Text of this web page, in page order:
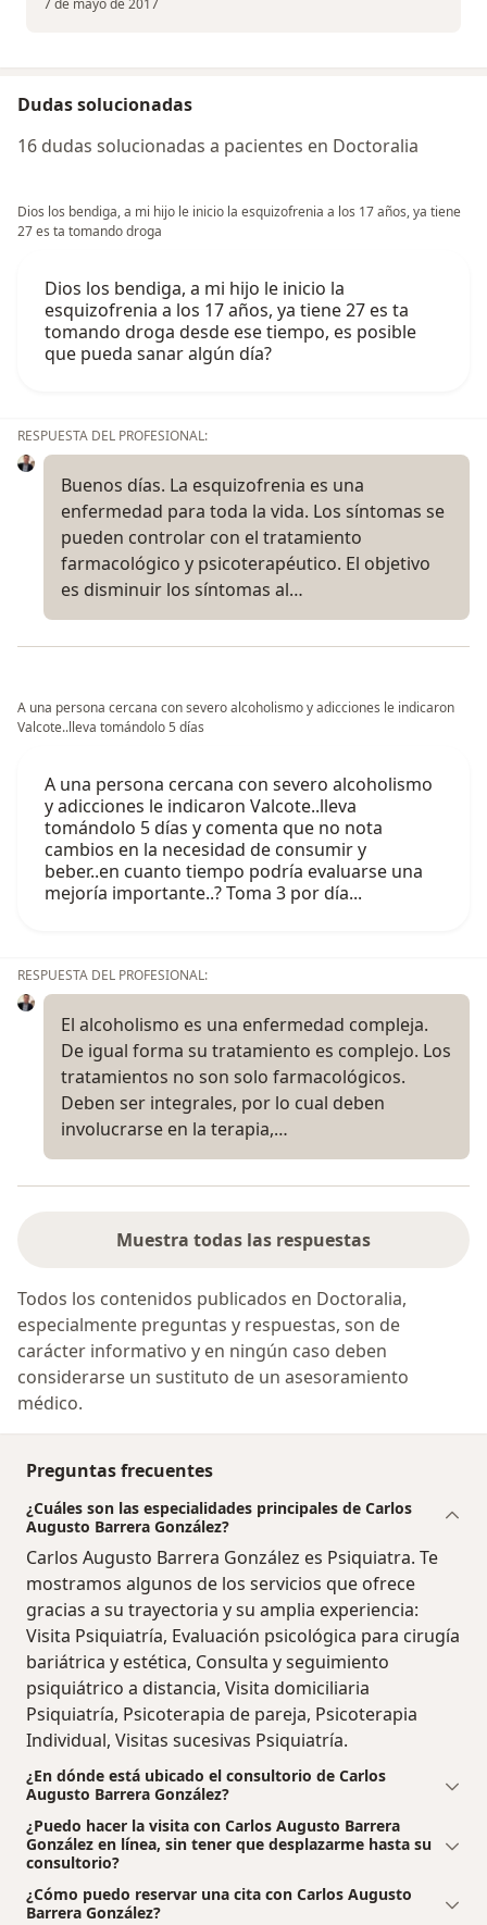
7 de mayo de 2017
Dudas solucionadas
16 dudas solucionadas a pacientes en Doctoralia
Dios los bendiga, a mi hijo le inicio la esquizofrenia a los 17 años, ya tiene
27 es ta tomando droga
Dios los bendiga, a mi hijo le inicio la
esquizofrenia a los 17 años, ya tiene 27 es ta
tomando droga desde ese tiempo, es posible
que pueda sanar algún día?
RESPUESTA DEL PROFESIONAL:
Buenos días. La esquizofrenia es una
enfermedad para toda la vida. Los síntomas se
pueden controlar con el tratamiento
farmacológico y psicoterapéutico. El objetivo
es disminuir los síntomas al…
A una persona cercana con severo alcoholismo y adicciones le indicaron
Valcote..lleva tomándolo 5 días
A una persona cercana con severo alcoholismo
y adicciones le indicaron Valcote..lleva
tomándolo 5 días y comenta que no nota
cambios en la necesidad de consumir y
beber..en cuanto tiempo podría evaluarse una
mejoría importante..? Toma 3 por día...
RESPUESTA DEL PROFESIONAL:
El alcoholismo es una enfermedad compleja.
De igual forma su tratamiento es complejo. Los
tratamientos no son solo farmacológicos.
Deben ser integrales, por lo cual deben
involucrarse en la terapia,…
Muestra todas las respuestas
Todos los contenidos publicados en Doctoralia,
especialmente preguntas y respuestas, son de
carácter informativo y en ningún caso deben
considerarse un sustituto de un asesoramiento
médico.
Preguntas frecuentes
¿Cuáles son las especialidades principales de Carlos
Augusto Barrera González?
Carlos Augusto Barrera González es Psiquiatra. Te
mostramos algunos de los servicios que ofrece
gracias a su trayectoria y su amplia experiencia:
Visita Psiquiatría, Evaluación psicológica para cirugía
bariátrica y estética, Consulta y seguimiento
psiquiátrico a distancia, Visita domiciliaria
Psiquiatría, Psicoterapia de pareja, Psicoterapia
Individual, Visitas sucesivas Psiquiatría.
¿En dónde está ubicado el consultorio de Carlos
Augusto Barrera González?
¿Puedo hacer la visita con Carlos Augusto Barrera
González en línea, sin tener que desplazarme hasta su
consultorio?
¿Cómo puedo reservar una cita con Carlos Augusto
Barrera González?